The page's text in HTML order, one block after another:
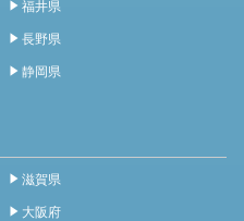
福井県
長野県
静岡県
滋賀県
大阪府